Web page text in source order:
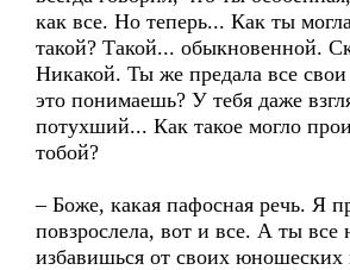
как все. Но теперь... Как ты
такой? Такой... обыкновенной.
Никакой. Ты же предала все
это понимаешь? У тебя даже
потухший... Как такое могло
тобой?
– Боже, какая пафосная речь. Я
повзрослела, вот и все. А ты все
избавишься от своих юношеских